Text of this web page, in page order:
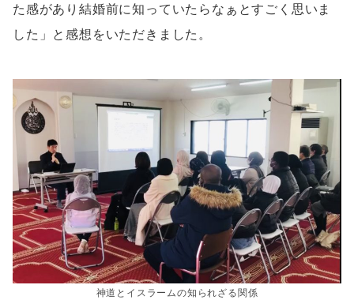
た感があり結婚前に知っていたらなぁとすごく思いま
した」と感想をいただきました。
神道とイスラームの知られざる関係